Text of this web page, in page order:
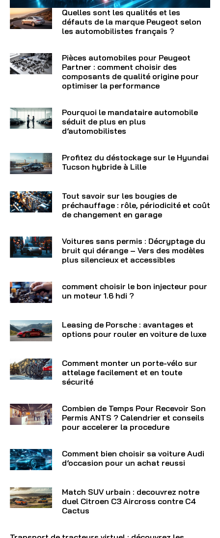
Quelles sont les qualités et les
défauts de la marque Peugeot selon
les automobilistes français ?
Pièces automobiles pour Peugeot
Partner : comment choisir des
composants de qualité origine pour
optimiser la performance
Pourquoi le mandataire automobile
séduit de plus en plus
d’automobilistes
Profitez du déstockage sur le Hyundai
Tucson hybride à Lille
Tout savoir sur les bougies de
préchauffage : rôle, périodicité et coût
de changement en garage
Voitures sans permis : Décryptage du
bruit qui dérange – Vers des modèles
plus silencieux et accessibles
comment choisir le bon injecteur pour
un moteur 1.6 hdi ?
Leasing de Porsche : avantages et
options pour rouler en voiture de luxe
Comment monter un porte-vélo sur
attelage facilement et en toute
sécurité
Combien de Temps Pour Recevoir Son
Permis ANTS ? Calendrier et conseils
pour accelerer la procedure
Comment bien choisir sa voiture Audi
d’occasion pour un achat reussi
Match SUV urbain : decouvrez notre
duel Citroen C3 Aircross contre C4
Cactus